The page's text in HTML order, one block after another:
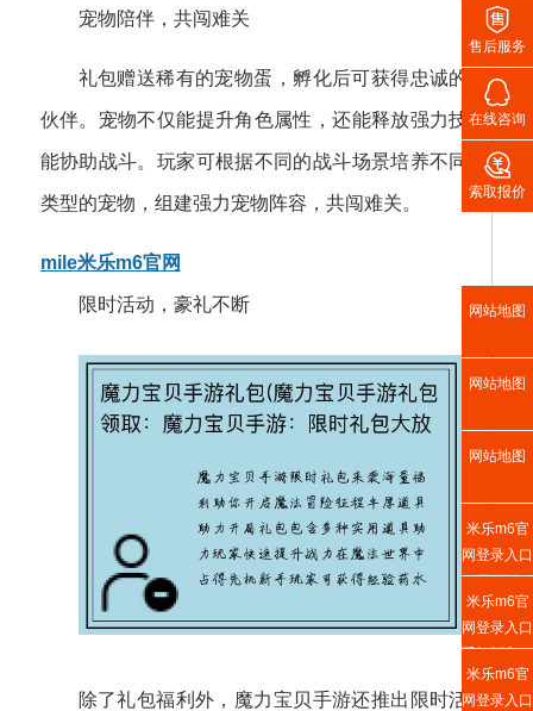
宠物陪伴，共闯难关
礼包赠送稀有的宠物蛋，孵化后可获得忠诚的
伙伴。宠物不仅能提升角色属性，还能释放强力技
能协助战斗。玩家可根据不同的战斗场景培养不同
类型的宠物，组建强力宠物阵容，共闯难关。
mile米乐m6官网
限时活动，豪礼不断
除了礼包福利外，魔力宝贝手游还推出限时活

售后服务

在线咨询

索取报价
网站地图
网站地图
网站地图
米乐m6官
网登录入口
网页版
米乐m6官
网登录入口
手机版入口
米乐m6官
网登录入口